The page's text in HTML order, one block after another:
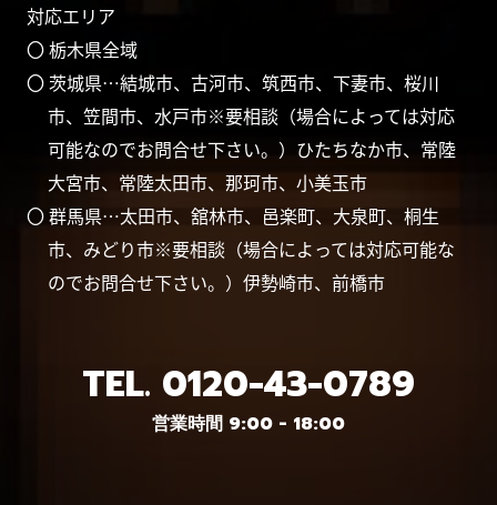
対応エリア
〇 栃木県全域
〇 茨城県…結城市、古河市、筑西市、下妻市、桜川
市、笠間市、水戸市※要相談（場合によっては対応
可能なのでお問合せ下さい。）ひたちなか市、常陸
大宮市、常陸太田市、那珂市、小美玉市
〇 群馬県…太田市、舘林市、邑楽町、大泉町、桐生
市、みどり市※要相談（場合によっては対応可能な
のでお問合せ下さい。）伊勢崎市、前橋市
TEL. 0120-43-0789
営業時間 9:00 - 18:00